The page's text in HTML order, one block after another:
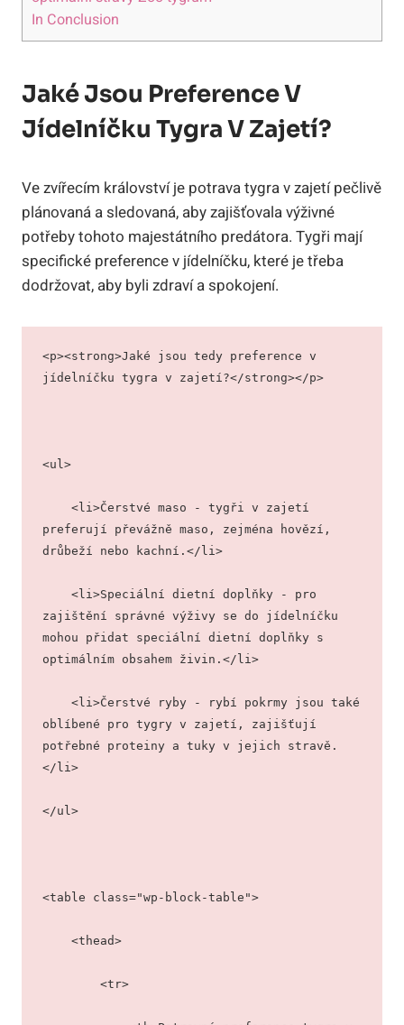
In Conclusion
Jaké Jsou Preference V
Jídelníčku Tygra V Zajetí?
Ve zvířecím království je potrava tygra v zajetí pečlivě
plánovaná a sledovaná, aby zajišťovala výživné
potřeby tohoto majestátního predátora. Tygři mají
specifické preference v jídelníčku, které je třeba
dodržovat, aby byli zdraví a spokojení.
<p><strong>Jaké jsou tedy preference v
jídelníčku tygra v zajetí?</strong></p>
<ul>
preferují převážně maso, zejména hovězí,
drůbeží nebo kachní.</li>
zajištění správné výživy se do jídelníčku
mohou přidat speciální dietní doplňky s
optimálním obsahem živin.</li>
oblíbené pro tygry v zajetí, zajišťují
potřebné proteiny a tuky v jejich stravě.
</li>
</ul>
<table class="wp-block-table">
    <thead>
        <tr>